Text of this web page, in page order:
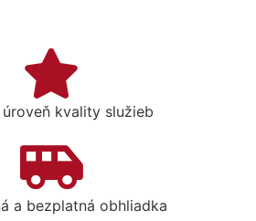
kvality služieb
a bezplatná obhliadka